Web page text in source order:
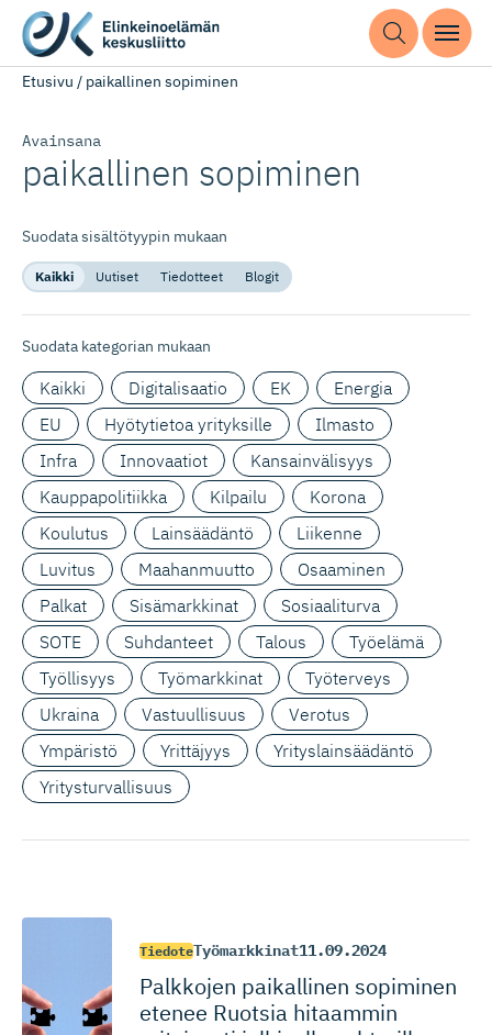
Etusivu / paikallinen sopiminen
Avainsana
paikallinen sopiminen
Suodata sisältötyypin mukaan
Kaikki Uutiset Tiedotteet Blogit
Suodata kategorian mukaan
Kaikki Digitalisaatio EK
Energia
EU
Hyötytietoa yrityksille
Ilmasto
Infra
Innovaatiot
Kansainvälisyys
Kauppapolitiikka
Kilpailu
Korona
Koulutus
Lainsäädäntö
Liikenne
Luvitus
Maahanmuutto
Osaaminen
Palkat
Sisämarkkinat
Sosiaaliturva
SOTE
Suhdanteet Talous
Työelämä
Työllisyys
Työmarkkinat
Työterveys
Ukraina
Vastuullisuus
Verotus
Ympäristö
Yrittäjyys
Yrityslainsäädäntö
Yritysturvallisuus
TiedoteTyömarkkinat11.09.2024
Palkkojen paikallinen sopiminen
etenee Ruotsia hitaammin